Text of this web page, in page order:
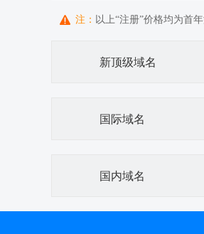
注： 以上“注册”价格均为首
新顶级域名
国际域名
国内域名